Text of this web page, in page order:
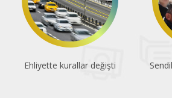
Ehliyette kurallar değişti